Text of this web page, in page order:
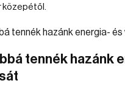
tennék hazánk